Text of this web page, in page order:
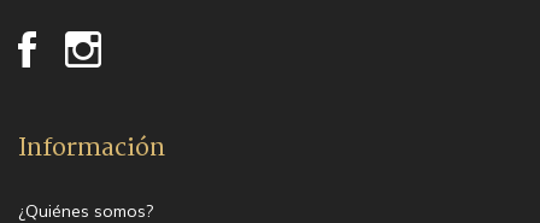
Información
¿Quiénes somos?